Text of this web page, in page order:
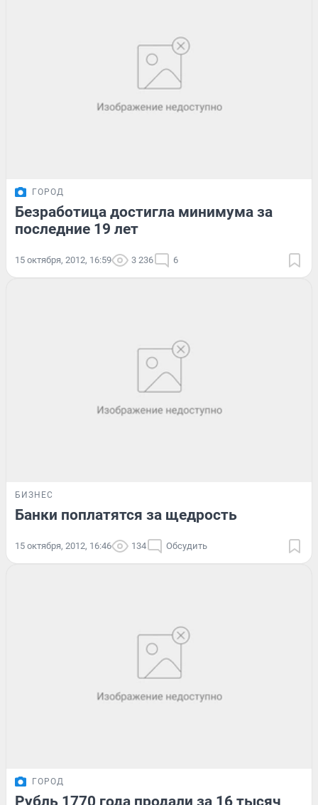
ГОРОД
Безработица достигла минимума за
последние 19 лет
15 октября, 2012, 16:59 3 236 6
БИЗНЕС
Банки поплатятся за щедрость
15 октября, 2012, 16:46 134 Обсудить
ГОРОД
Рубль 1770 года продали за 16 тысяч